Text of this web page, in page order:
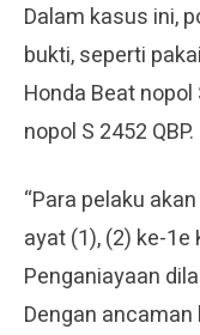
Dalam kasus ini,
bukti, seperti
Honda Beat nopol
nopol S 2452 QBP.
“Para pelaku
ayat (1), (2) ke-1e
Penganiayaan
Dengan